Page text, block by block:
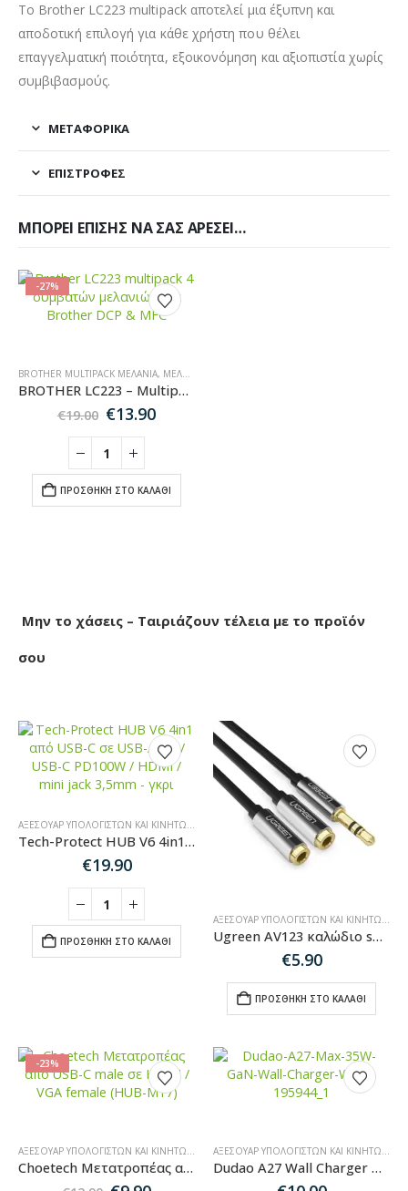
Το Brother LC223 multipack αποτελεί μια έξυπνη και
αποδοτική επιλογή για κάθε χρήστη που θέλει
επαγγελματική ποιότητα, εξοικονόμηση και αξιοπιστία χωρίς
συμβιβασμούς.
ΜΕΤΑΦΟΡΙΚΆ
ΕΠΙΣΤΡΟΦΈΣ
ΜΠΟΡΕΊ ΕΠΊΣΗΣ ΝΑ ΣΑΣ ΑΡΈΣΕΙ…
-27%
BROTHER MULTIPACK ΜΕΛΆΝΙΑ, ΜΕΛΆΝΙΑ ΕΚΤΥΠΩΤΏΝ
BROTHER LC223 – Multipack 4 Συμβατών Μελανιών για Εκτυπωτές Brother DCP & MFC
€19.00 Original
was:
€19.00.
€13.90Η
€13.90.
ΠΡΟΣΘΉΚΗ ΣΤΟ ΚΑΛΆΘΙ
Μην το χάσεις – Ταιριάζουν τέλεια με το προϊόν
σου
ΑΞΕΣΟΥΆΡ ΥΠΟΛΟΓΙΣΤΏΝ ΚΑΙ ΚΙΝΗΤΏΝ HUB-SPLITTER-ADAPTER
Tech-Protect HUB V6 4in1 από USB-C σε USB-A 3.0 / USB-C PD100W / HDMI / mini jack 3,5mm – γκρι
€19.90
ΠΡΟΣΘΉΚΗ ΣΤΟ ΚΑΛΆΘΙ
ΑΞΕΣΟΥΆΡ ΥΠΟΛΟΓΙΣΤΏΝ ΚΑΙ ΚΙΝΗΤΏΝ
Ugreen AV123 καλώδιο splitter ακουστικών από 3,5 mm minijack (αρσενικό) – 2x 3,5 mm minijack (θηλυκό) – 20cm μαύρο (10523)
€5.90
ΠΡΟΣΘΉΚΗ ΣΤΟ ΚΑΛΆΘΙ
-23%
ΑΞΕΣΟΥΆΡ ΥΠΟΛΟΓΙΣΤΏΝ ΚΑΙ ΚΙΝΗΤΏΝ HUB-SPLITTER-ADAPTER,SALES
Choetech Μετατροπέας από USB-C male σε HDMI / VGA female (HUB-M17)
ΑΞΕΣΟΥΆΡ ΥΠΟΛΟΓΙΣΤΏΝ ΚΑΙ ΚΙΝΗΤΏΝ
Dudao A27 Wall Charger MaxC 35W GaN + USB-C Cable – WHITE